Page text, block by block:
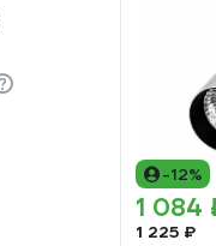
-12%
1 084
1 225 ₽